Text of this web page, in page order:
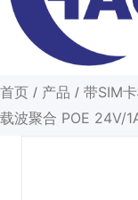
首页 / 产品 / 带SIM
载波聚合 POE 24V/